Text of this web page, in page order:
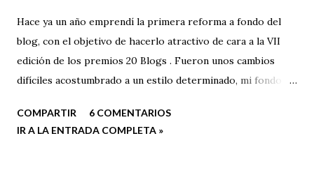
Hace ya un año emprendí la primera reforma a fondo del
blog, con el objetivo de hacerlo atractivo de cara a la VII
edición de los premios 20 Blogs . Fueron unos cambios
difíciles acostumbrado a un estilo determinado, mi fondo
gustaba, pero a nivel de diseño el blog mejoró
COMPARTIR
6 COMENTARIOS
IR A LA ENTRADA COMPLETA »